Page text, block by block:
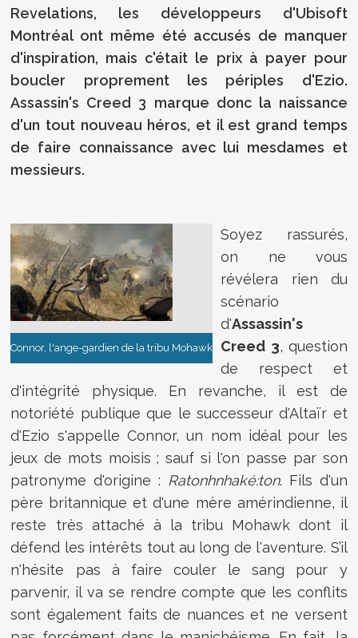
Revelations, les développeurs d'Ubisoft
Montréal ont même été accusés de manquer
d'inspiration, mais c'était le prix à payer pour
boucler proprement les périples d'Ezio.
Assassin's Creed 3 marque donc la naissance
d'un tout nouveau héros, et il est grand temps
de faire connaissance avec lui mesdames et
messieurs.
Connor, l'ange-gardien de la tribu Mohawk
Soyez rassurés,
on ne vous
révélera rien du
scénario
d'Assassin's
Creed 3, question
de respect et
d'intégrité physique. En revanche, il est de
notoriété publique que le successeur d'Altaïr et
d'Ezio s'appelle Connor, un nom idéal pour les
jeux de mots moisis ; sauf si l'on passe par son
patronyme d'origine : Ratonhnhaké:ton. Fils d'un
père britannique et d'une mère amérindienne, il
reste très attaché à la tribu Mohawk dont il
défend les intérêts tout au long de l'aventure. S’il
n'hésite pas à faire couler le sang pour y
parvenir, il va se rendre compte que les conflits
sont également faits de nuances et ne versent